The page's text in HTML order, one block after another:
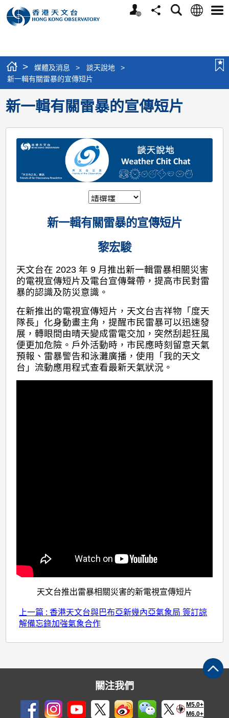
個
分
搜
語
選
> 媒體及消息 > 談天說地
>
新一輯有關雷暴的宣傳短片
新一輯有關雷暴的宣傳短片
新一輯有關雷暴的宣傳短片
黎宏駿
天文台在 2023 年 9 月推出新一輯雷暴相關災害
的電視宣傳短片及電台宣傳聲帶，提高市民對雷
暴的認識及防災意識。
在新推出的電視宣傳短片，天文台吉祥物「度天
隊長」化身動畫主角，提醒市民雷暴可以迅速發
展，轉眼間由晴天變成雷電交加，突然刮起狂風
便更加危險。戶外活動時，市民應時刻留意天氣
預報、雷暴警告和泳灘廣播，使用「我的天文
台」流動應用程式查看最新天氣狀況。
天文台推出雷暴相關災害的新電視宣傳短片
上一篇 : 香港天文台與巴布亞新幾內亞氣象局 簽訂諒
解備忘錄加強氣象合作
關注我們
M5.0+
M6.0+